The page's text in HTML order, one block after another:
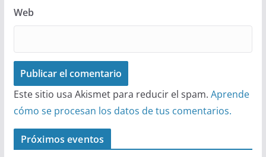
Web
Este sitio usa Akismet para reducir el spam. Aprende
cómo se procesan los datos de tus comentarios.
Próximos eventos